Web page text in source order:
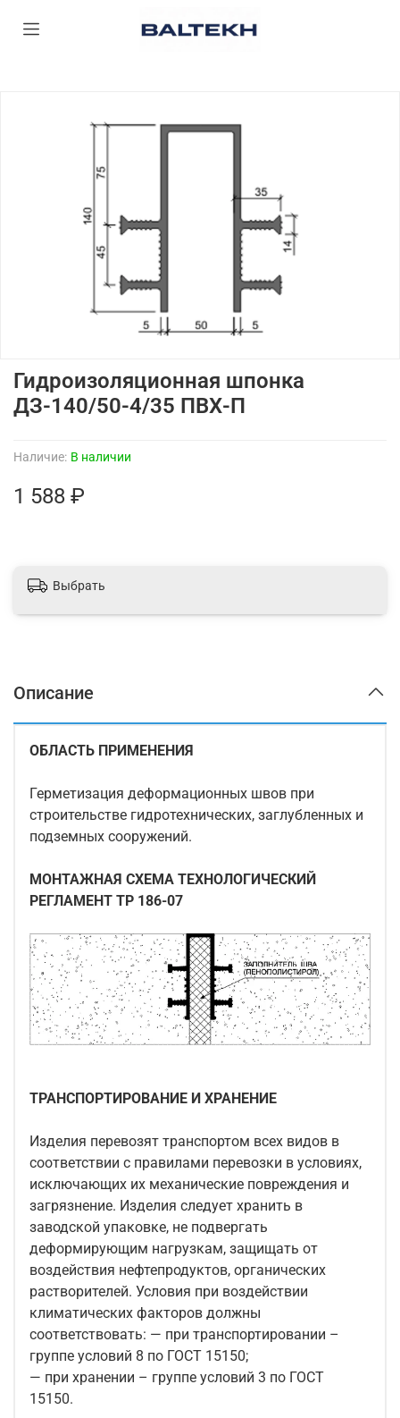
Наличие: В наличии
Гидроизоляционная шпонка
ДЗ-140/50-4/35 ПВХ-П
1 588 ₽
Выбрать
Описание
ОБЛАСТЬ ПРИМЕНЕНИЯ
Герметизация деформационных швов при
строительстве гидротехнических, заглубленных и
подземных сооружений.
МОНТАЖНАЯ СХЕМА ТЕХНОЛОГИЧЕСКИЙ
РЕГЛАМЕНТ ТР 186-07
ТРАНСПОРТИРОВАНИЕ И ХРАНЕНИЕ
Изделия перевозят транспортом всех видов в
соответствии с правилами перевозки в условиях,
исключающих их механические повреждения и
загрязнение. Изделия следует хранить в
заводской упаковке, не подвергать
деформирующим нагрузкам, защищать от
воздействия нефтепродуктов, органических
растворителей. Условия при воздействии
климатических факторов должны
соответствовать: — при транспортировании –
группе условий 8 по ГОСТ 15150;
— при хранении – группе условий 3 по ГОСТ
15150.